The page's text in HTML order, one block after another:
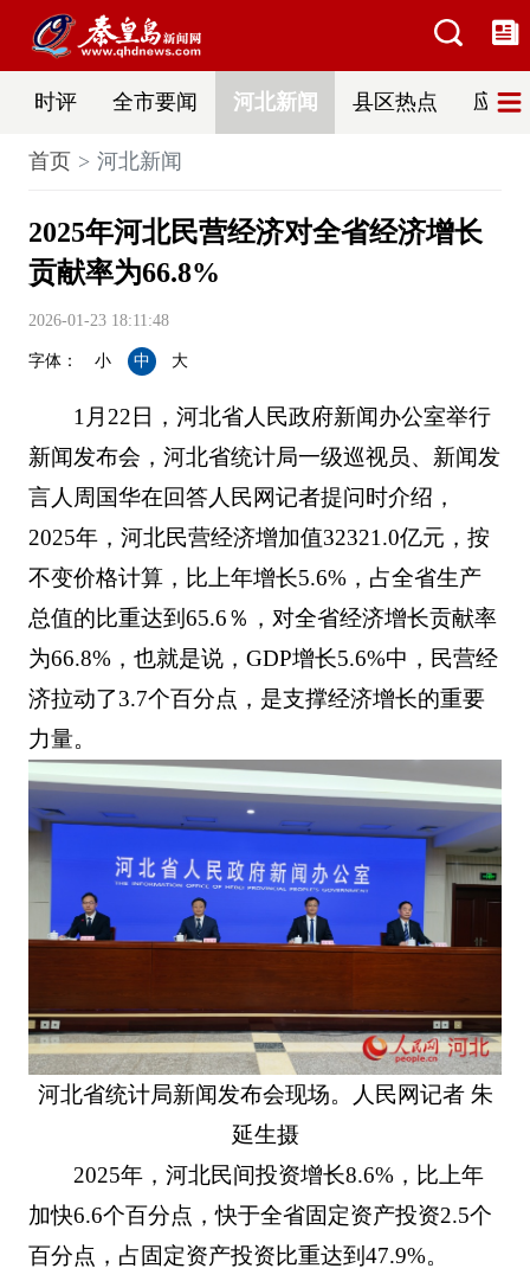
时评 全市要闻 河北新闻 县区热点 应急
首页 河北新闻
2025年河北民营经济对全省经济增长
贡献率为66.8%
2026-01-23 18:11:48
字体： 小 中 大
1月22日，河北省人民政府新闻办公室举行
新闻发布会，河北省统计局一级巡视员、新闻发
言人周国华在回答人民网记者提问时介绍，
2025年，河北民营经济增加值32321.0亿元，按
不变价格计算，比上年增长5.6%，占全省生产
总值的比重达到65.6％，对全省经济增长贡献率
为66.8%，也就是说，GDP增长5.6%中，民营经
济拉动了3.7个百分点，是支撑经济增长的重要
力量。
河北省统计局新闻发布会现场。人民网记者 朱
延生摄
2025年，河北民间投资增长8.6%，比上年
加快6.6个百分点，快于全省固定资产投资2.5个
百分点，占固定资产投资比重达到47.9%。